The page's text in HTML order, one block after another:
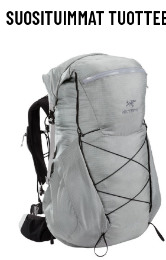
SUOSITUIMMAT